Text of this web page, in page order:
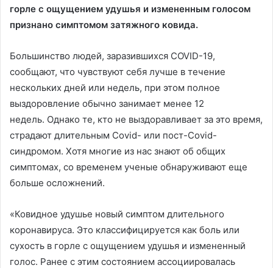
горле с ощущением удушья и измененным голосом
признано симптомом затяжного ковида.
Большинство людей, заразившихся COVID-19,
сообщают, что чувствуют себя лучше в течение
нескольких дней или недель, при этом полное
выздоровление обычно занимает менее 12
недель. Однако те, кто не выздоравливает за это время,
страдают длительным Covid- или пост-Covid-
синдромом. Хотя многие из нас знают об общих
симптомах, со временем ученые обнаруживают еще
больше осложнений.
«Ковидное удушье новый симптом длительного
коронавируса. Это классифицируется как боль или
сухость в горле с ощущением удушья и измененный
голос. Ранее с этим состоянием ассоциировалась